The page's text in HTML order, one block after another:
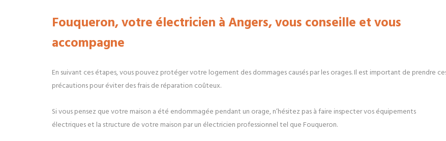
Fouqueron, votre électricien à Angers, vous conseille et vous
accompagne
En suivant ces étapes, vous pouvez protéger votre logement des dommages causés par les orages. Il est important de prendre
précautions pour éviter des frais de réparation coûteux.
Si vous pensez que votre maison a été endommagée pendant un orage, n’hésitez pas à faire inspecter vos équipements
électriques et la structure de votre maison par un électricien professionnel tel que Fouqueron.